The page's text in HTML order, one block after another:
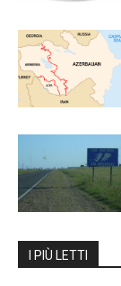
I PIÙ LETTI